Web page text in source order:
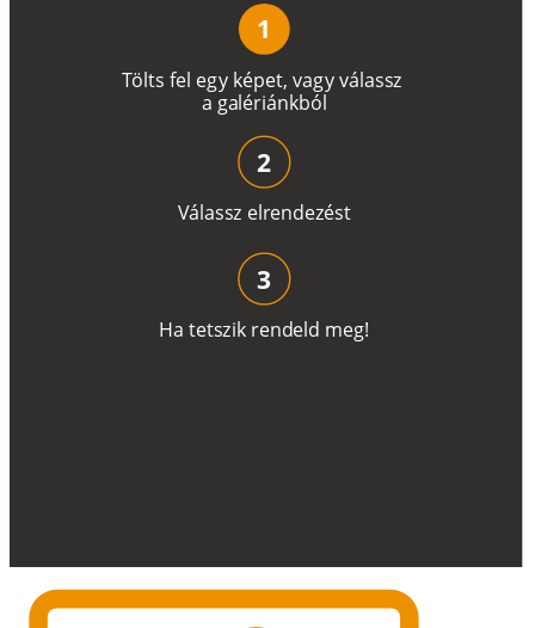
Tölts fel egy képet, vagyválassz
a galériánkból
1
Válassz elrendezést
2
Ha tetszik rendeld meg!
3